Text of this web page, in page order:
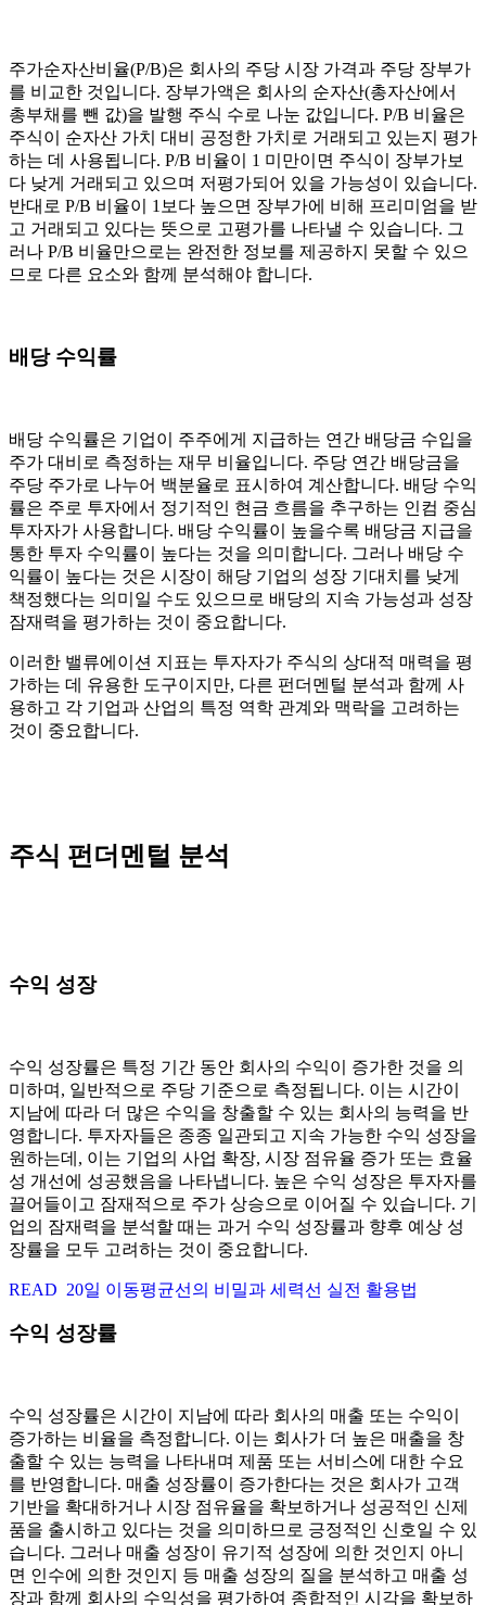
주가순자산비율(P/B)은 회사의 주당 시장 가격과 주당 장부가
를 비교한 것입니다. 장부가액은 회사의 순자산(총자산에서
총부채를 뺀 값)을 발행 주식 수로 나눈 값입니다. P/B 비율은
주식이 순자산 가치 대비 공정한 가치로 거래되고 있는지 평가
하는 데 사용됩니다. P/B 비율이 1 미만이면 주식이 장부가보
다 낮게 거래되고 있으며 저평가되어 있을 가능성이 있습니다.
반대로 P/B 비율이 1보다 높으면 장부가에 비해 프리미엄을 받
고 거래되고 있다는 뜻으로 고평가를 나타낼 수 있습니다. 그
러나 P/B 비율만으로는 완전한 정보를 제공하지 못할 수 있으
므로 다른 요소와 함께 분석해야 합니다.
배당 수익률
배당 수익률은 기업이 주주에게 지급하는 연간 배당금 수입을
주가 대비로 측정하는 재무 비율입니다. 주당 연간 배당금을
주당 주가로 나누어 백분율로 표시하여 계산합니다. 배당 수익
률은 주로 투자에서 정기적인 현금 흐름을 추구하는 인컴 중심
투자자가 사용합니다. 배당 수익률이 높을수록 배당금 지급을
통한 투자 수익률이 높다는 것을 의미합니다. 그러나 배당 수
익률이 높다는 것은 시장이 해당 기업의 성장 기대치를 낮게
책정했다는 의미일 수도 있으므로 배당의 지속 가능성과 성장
잠재력을 평가하는 것이 중요합니다.
이러한 밸류에이션 지표는 투자자가 주식의 상대적 매력을 평
가하는 데 유용한 도구이지만, 다른 펀더멘털 분석과 함께 사
용하고 각 기업과 산업의 특정 역학 관계와 맥락을 고려하는
것이 중요합니다.
주식 펀더멘털 분석
수익 성장
수익 성장률은 특정 기간 동안 회사의 수익이 증가한 것을 의
미하며, 일반적으로 주당 기준으로 측정됩니다. 이는 시간이
지남에 따라 더 많은 수익을 창출할 수 있는 회사의 능력을 반
영합니다. 투자자들은 종종 일관되고 지속 가능한 수익 성장을
원하는데, 이는 기업의 사업 확장, 시장 점유율 증가 또는 효율
성 개선에 성공했음을 나타냅니다. 높은 수익 성장은 투자자를
끌어들이고 잠재적으로 주가 상승으로 이어질 수 있습니다. 기
업의 잠재력을 분석할 때는 과거 수익 성장률과 향후 예상 성
장률을 모두 고려하는 것이 중요합니다.
READ 20일 이동평균선의 비밀과 세력선 실전 활용법
수익 성장률
수익 성장률은 시간이 지남에 따라 회사의 매출 또는 수익이
증가하는 비율을 측정합니다. 이는 회사가 더 높은 매출을 창
출할 수 있는 능력을 나타내며 제품 또는 서비스에 대한 수요
를 반영합니다. 매출 성장률이 증가한다는 것은 회사가 고객
기반을 확대하거나 시장 점유율을 확보하거나 성공적인 신제
품을 출시하고 있다는 것을 의미하므로 긍정적인 신호일 수 있
습니다. 그러나 매출 성장이 유기적 성장에 의한 것인지 아니
면 인수에 의한 것인지 등 매출 성장의 질을 분석하고 매출 성
장과 함께 회사의 수익성을 평가하여 종합적인 시각을 확보하